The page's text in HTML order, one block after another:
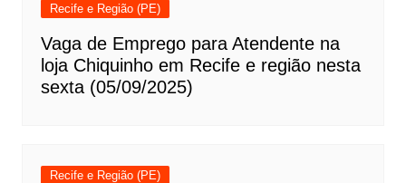
Recife e Região (PE)
Vaga de Emprego para Atendente na
loja Chiquinho em Recife e região nesta
sexta (05/09/2025)
Recife e Região (PE)